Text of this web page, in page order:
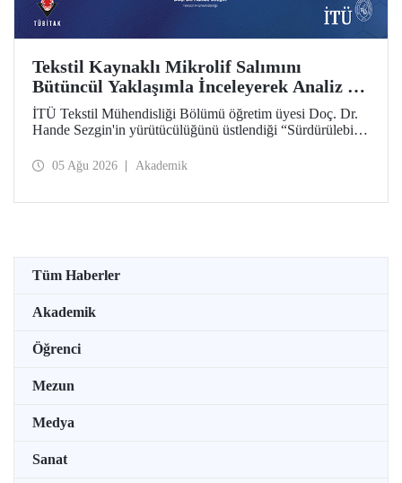
Tekstil Kaynaklı Mikrolif Salımını
Bütüncül Yaklaşımla İnceleyerek Analiz ve
Azaltım Stratejileri Geliştirecek Projeye
TÜBİTAK Desteği
İTÜ Tekstil Mühendisliği Bölümü öğretim üyesi Doç. Dr.
Hande Sezgin'in yürütücülüğünü üstlendiği “Sürdürülebilir
Koşullarına Bağlı Mikrolif Salımı: Aşınma, UV Maruziyeti
05 Ağu 2026 Akademik
Tüm Haberler
Akademik
Öğrenci
Mezun
Medya
Sanat